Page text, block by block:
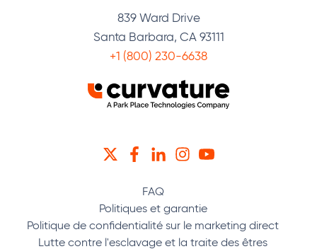
839 Ward Drive
Santa Barbara, CA 93111
+1 (800) 230-6638
TWITTERFACEBOOK
LINKEDININSTAGRAM
YOUTUBE
FAQ
Politiques et garantie
Politique de confidentialité sur le marketing direct
Lutte contre l'esclavage et la traite des êtres